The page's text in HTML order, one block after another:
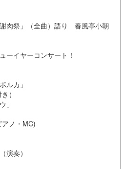
肉祭」（全曲）語り 春風亭小朝
ーイヤーコンサート！
ルカ」
）
」
ノ・MC)
演奏）